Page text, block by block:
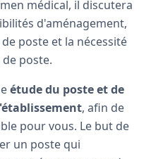
médical, il discutera
d'aménagement,
poste et la nécessité
poste.
étude du poste et de
, afin de
pour vous. Le but de
un poste qui